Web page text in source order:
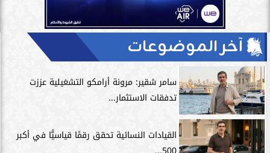
آخر الموضوعات
سامر شقير: مرونة أرامكو التشغيلية عززت
تدفقات الاستثمار...
القيادات النسائية تحقق رقمًا قياسيًّا في أكبر